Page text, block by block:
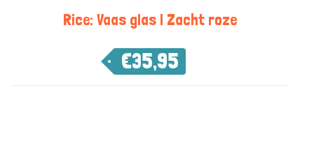
Rice: Vaas glas | Zacht roze
€35,95